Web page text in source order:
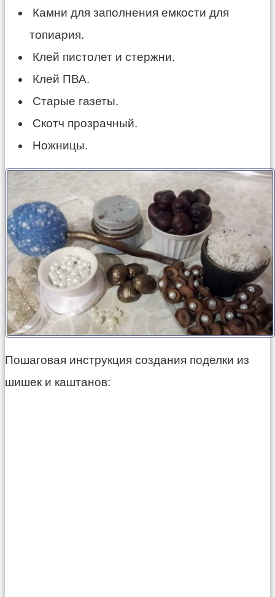
Камни для заполнения емкости для
топиария.
Клей пистолет и стержни.
Клей ПВА.
Старые газеты.
Скотч прозрачный.
Ножницы.
Пошаговая инструкция создания поделки из
шишек и каштанов: